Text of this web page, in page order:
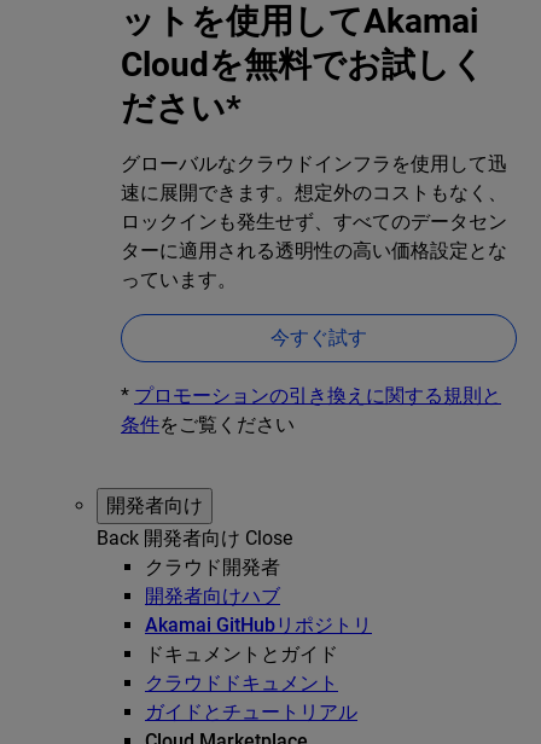
ットを使用してAkamai
Cloudを無料でお試しく
ださい*
グローバルなクラウドインフラを使用して迅
速に展開できます。想定外のコストもなく、
ロックインも発生せず、すべてのデータセン
ターに適用される透明性の高い価格設定とな
っています。
今すぐ試す
* プロモーションの引き換えに関する規則と
条件をご覧ください
開発者向け
Back 開発者向け Close
クラウド開発者
開発者向けハブ
Akamai GitHubリポジトリ
ドキュメントとガイド
クラウドドキュメント
ガイドとチュートリアル